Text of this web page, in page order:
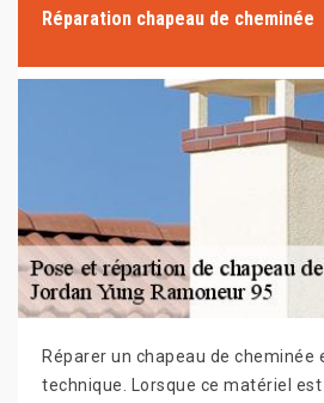
Réparation chapeau de cheminée
Réparer un chapeau de
technique. Lorsque ce matériel